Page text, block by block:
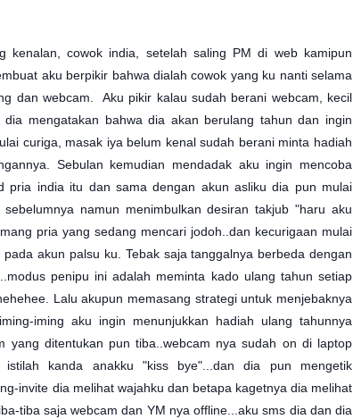
kenalan, cowok india, setelah saling PM di web kamipun
aku berpikir bahwa dialah cowok yang ku nanti selama
dan webcam. Aku pikir kalau sudah berani webcam, kecil
mengatakan bahwa dia akan berulang tahun dan ingin
curiga, masak iya belum kenal sudah berani minta hadiah
Sebulan kemudian mendadak aku ingin mencoba
pria india itu dan sama dengan akun asliku dia pun mulai
namun menimbulkan desiran takjub "haru aku
pria yang sedang mencari jodoh..dan kecurigaan mulai
akun palsu ku. Tebak saja tanggalnya berbeda dengan
penipu ini adalah meminta kado ulang tahun setiap
Lalu akupun memasang strategi untuk menjebaknya
iming aku ingin menunjukkan hadiah ulang tahunnya
ditentukan pun tiba..webcam nya sudah on di laptop
kanda anakku "kiss bye"...dan dia pun mengetik
invite dia melihat wajahku dan betapa kagetnya dia melihat
tiba saja webcam dan YM nya offline...aku sms dia dan dia